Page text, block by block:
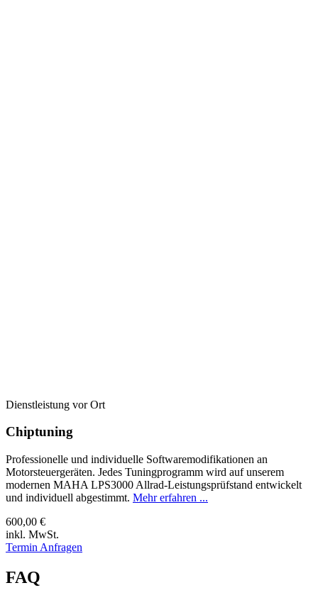
Dienstleistung vor Ort
Chiptuning
Professionelle und individuelle Softwaremodifikationen an
Motorsteuergeräten. Jedes Tuningprogramm wird auf unserem
modernen MAHA LPS3000 Allrad-Leistungsprüfstand entwickelt
und individuell abgestimmt. Mehr erfahren ...
600,00 €
inkl. MwSt.
Termin Anfragen
FAQ